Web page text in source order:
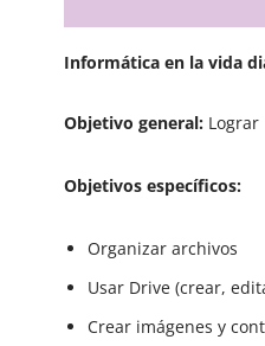
Informática en la vida
Objetivo general:Lograr
Objetivos específicos:
Organizar archivos
Usar Drive (crear,
Crear imágenes y